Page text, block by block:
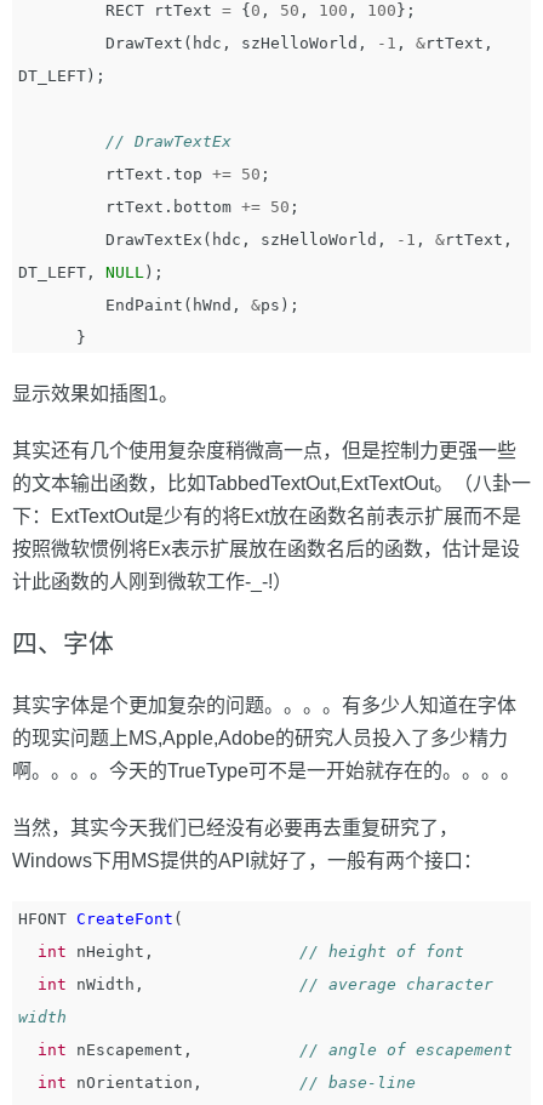
RECT
rtText = { 0 , 50 , 100 , 100 };
DrawText ( hdc , szHelloWorld , - 1 , &rtText ,
DT_LEFT );
// DrawTextEx
rtText . top += 50 ;
rtText . bottom += 50 ;
DrawTextEx ( hdc , szHelloWorld , - 1 , &rtText ,
DT_LEFT , NULL );
EndPaint ( hWnd , &ps );
}
显示效果如插图1。
其实还有几个使用复杂度稍微高一点，但是控制力更强一些
的文本输出函数，比如TabbedTextOut,ExtTextOut。（八卦一
下：ExtTextOut是少有的将Ext放在函数名前表示扩展而不是
按照微软惯例将Ex表示扩展放在函数名后的函数，估计是设
计此函数的人刚到微软工作-_-!）
四、字体
其实字体是个更加复杂的问题。。。。有多少人知道在字体
的现实问题上MS,Apple,Adobe的研究人员投入了多少精力
啊。。。。今天的TrueType可不是一开始就存在的。。。。
当然，其实今天我们已经没有必要再去重复研究了，
Windows下用MS提供的API就好了，一般有两个接口：
HFONT CreateFont (
int
nHeight ,
// height of font
int
nWidth ,
// average character
width
int
nEscapement ,
// angle of escapement
int
nOrientation ,
// base-line